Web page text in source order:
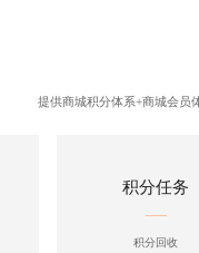
提供商城积分体系+商城会员
积分任务
积分回收